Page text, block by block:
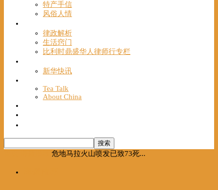
特产手信
风俗人情
律政解析
生活窍门
比利时鼎盛华人律师行专栏
新华快讯
Tea Talk
About China
危地马拉火山喷发已致73死...